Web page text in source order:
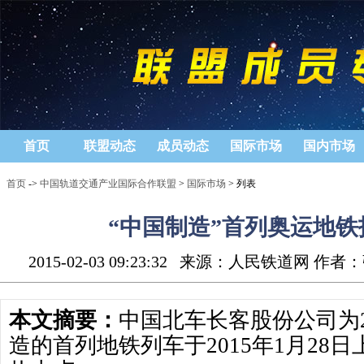
首页 联盟动态 成员动态 国际市场 国内市场
首页 -> 中国轨道交通产业国际合作联盟 > 国际市场 > 列表
“中国制造”首列奥运地
2015-02-03 09:23:32 来源：人民铁道网 作者
本文摘要： 中国北车长客股份公司
造的首列地铁列车于2015年1月28日